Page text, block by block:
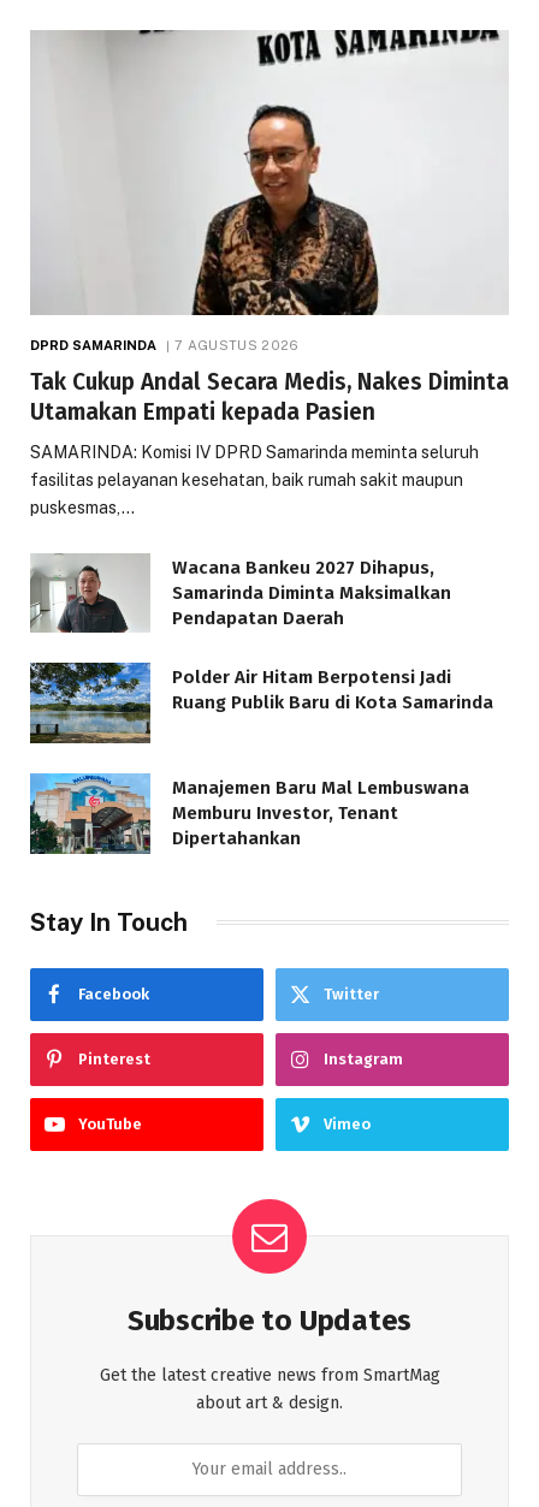
DPRD SAMARINDA 7 AGUSTUS 2026
Tak Cukup Andal Secara Medis, Nakes Diminta
Utamakan Empati kepada Pasien
SAMARINDA: Komisi IV DPRD Samarinda meminta seluruh
fasilitas pelayanan kesehatan, baik rumah sakit maupun
puskesmas,…
Wacana Bankeu 2027 Dihapus,
Samarinda Diminta Maksimalkan
Pendapatan Daerah
Polder Air Hitam Berpotensi Jadi
Ruang Publik Baru di Kota Samarinda
Manajemen Baru Mal Lembuswana
Memburu Investor, Tenant
Dipertahankan
Stay In Touch
Facebook Twitter
Pinterest Instagram
YouTube Vimeo
Subscribe to Updates
Get the latest creative news from SmartMag
about art & design.